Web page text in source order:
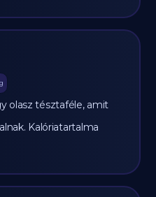
g
olasz tésztaféle, amit
Kalóriatartalma